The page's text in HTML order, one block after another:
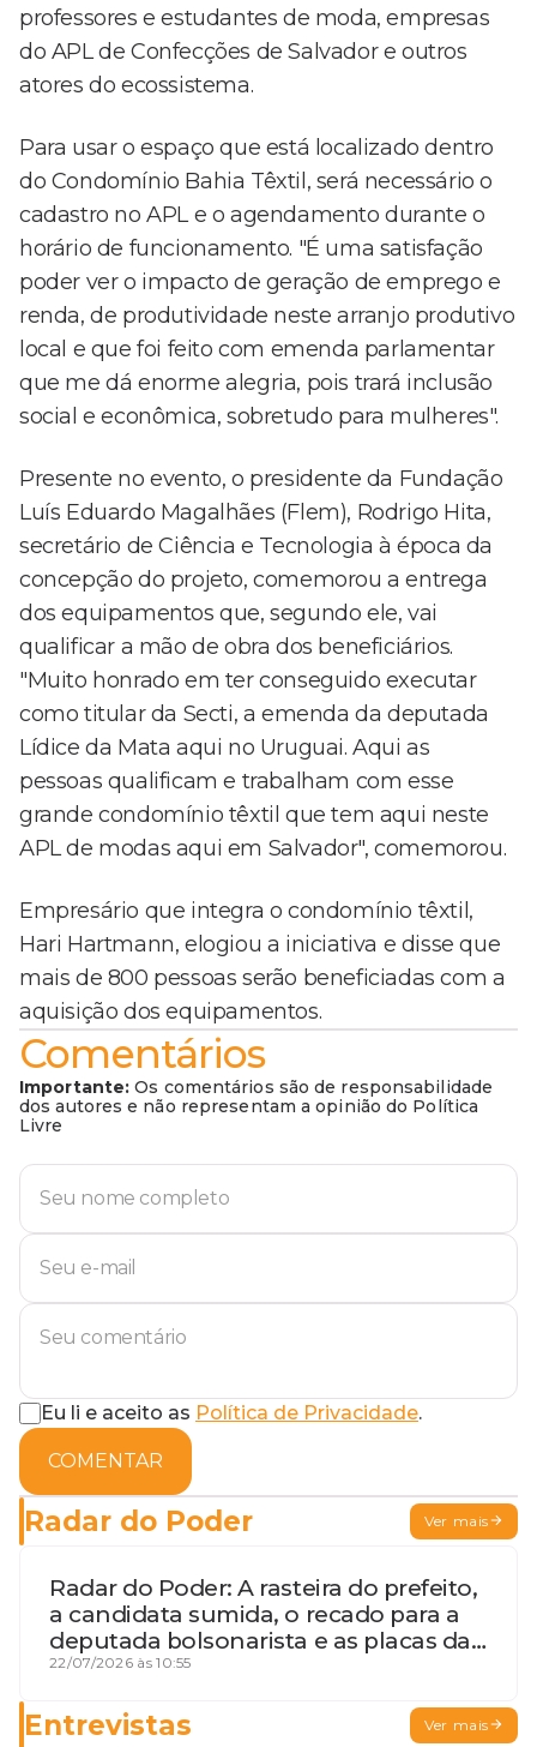
professores e estudantes de moda, empresas
do APL de Confecções de Salvador e outros
atores do ecossistema.
Para usar o espaço que está localizado dentro
do Condomínio Bahia Têxtil, será necessário o
cadastro no APL e o agendamento durante o
horário de funcionamento. "É uma satisfação
poder ver o impacto de geração de emprego e
renda, de produtividade neste arranjo produtivo
local e que foi feito com emenda parlamentar
que me dá enorme alegria, pois trará inclusão
social e econômica, sobretudo para mulheres".
Presente no evento, o presidente da Fundação
Luís Eduardo Magalhães (Flem), Rodrigo Hita,
secretário de Ciência e Tecnologia à época da
concepção do projeto, comemorou a entrega
dos equipamentos que, segundo ele, vai
qualificar a mão de obra dos beneficiários.
"Muito honrado em ter conseguido executar
como titular da Secti, a emenda da deputada
Lídice da Mata aqui no Uruguai. Aqui as
pessoas qualificam e trabalham com esse
grande condomínio têxtil que tem aqui neste
APL de modas aqui em Salvador", comemorou.
Empresário que integra o condomínio têxtil,
Hari Hartmann, elogiou a iniciativa e disse que
mais de 800 pessoas serão beneficiadas com a
aquisição dos equipamentos.
Comentários
Importante: Os comentários são de responsabilidade
dos autores e não representam a opinião do Política
Livre
Eu li e aceito as Política de Privacidade.
COMENTAR
Radar do Poder Ver mais
Radar do Poder: A rasteira do prefeito,
a candidata sumida, o recado para a
deputada bolsonarista e as placas da
discórdia
22/07/2026 às 10:55
Entrevistas Ver mais